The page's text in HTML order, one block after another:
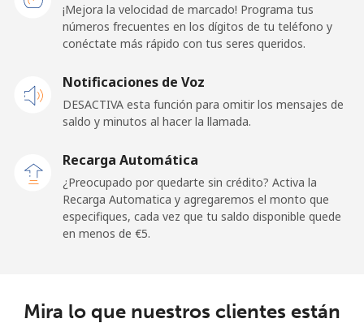
Línea fija ⁦50.5¢⁩ 9 min por ⁦€5⁩
⁦45.9¢⁩ 10 min por ⁦€5⁩
Celular ⁦33.5¢⁩ 14 min por ⁦€5⁩ ⁦10¢⁩
Belize
Celular 17 min por ⁦€5⁩ ⁦13¢⁩
¡Mejora la velocidad de marcado! Programa tus
números frecuentes en los dígitos de tu teléfono y
conéctate más rápido con tus seres queridos.
Notificaciones de Voz
DESACTIVA esta función para omitir los mensajes de
saldo y minutos al hacer la llamada.
Recarga Automática
¿Preocupado por quedarte sin crédito? Activa la
Recarga Automatica y agregaremos el monto que
especifiques, cada vez que tu saldo disponible quede
en menos de ⁦€5⁩.
Mira lo que nuestros clientes están